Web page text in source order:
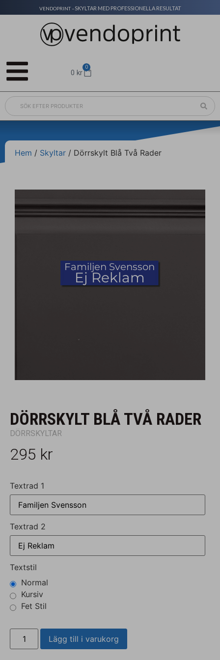
VENDOPRINT –SKYLTAR MED PROFESSIONELLA RESULTAT
0kr
0
Hem / Skyltar / Dörrskylt Blå Två Rader
DÖRRSKYLT BLÅ TVÅ RADER
DÖRRSKYLTAR
295 kr
Textrad 1
Textrad 2
Textstil
Normal
Kursiv
Fet Stil
Lägg till i varukorg